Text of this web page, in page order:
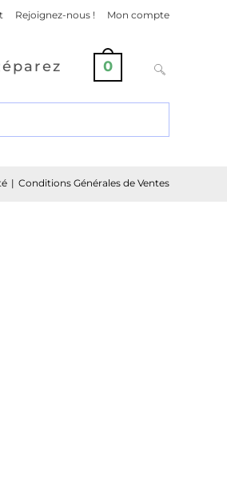
Rejoignez-nous ! Mon compte
0
Conditions Générales de Ventes